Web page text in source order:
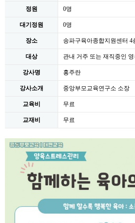
정원 0명
대기정원 0명
장소 송파구육아종합지원센터 4
대상 관내 거주 또는 재직중인
강사명 홍주란
강사소개 중앙부모교육연구소 소장
교육비 무료
교재비 무료
본문